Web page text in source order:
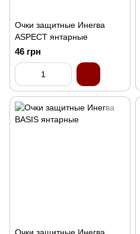
Очки защитные Инегва
ASPECT янтарные
46 грн